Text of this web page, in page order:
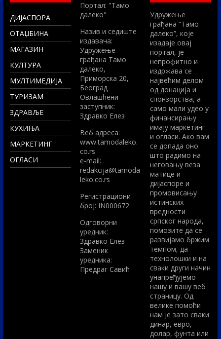
ДИЈАСПОРА
ОТАЏБИНА
МАГАЗИН
КУЛТУРА
МУЛТИМЕДИЈА
ТУРИЗАМ
ЗДРАВЉЕ
КУХИЊА
МАРКЕТИНГ
ОГЛАСИ
Портал: "Тамо
далеко"
Назив и седиште
издавача:
Удружење
грађана Тамо
далеко,
Приморска 20,
Београд
Овлашћени
заступник:
Здравко Елез
Вeб адреса:
www.tamodaleko.
co.rs
e-mail:
redakcija@tamoda
leko.co.rs
Регистрациони
број: IN000672
Одговорни
уредник:
Здравко Елез
Заменик
уредника:
Предраг Савић
Удружење
грађана “Тамо
далеко”, које
изадаје овај
портал, је
непрофитно и
издржава се
највећим делом
од донација и
спонзорства, а
само мали удео у
финансирању
имају маркетинг
и огласи. Ако вам
се допада оно
што радимо на
неговању веза
матице и
дијаспоре и
промовисању
истинских
вредности
српског народа,
помозите да се
развијамо бржим
темпом, да
технолошки и на
сваки други начин
унапређујемо
нашу и вашу веб
страницу. Од
велике помоћи
нам је зато сваки
динар, евро,
долар, фунта или